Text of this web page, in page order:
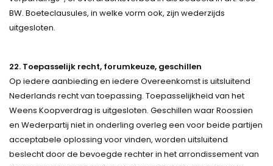
BW. Boeteclausules, in welke vorm ook, zijn wederzijds
uitgesloten.
22. Toepasselijk recht, forumkeuze, geschillen
Op iedere aanbieding en iedere Overeenkomst is uitsluitend
Nederlands recht van toepassing. Toepasselijkheid van het
Weens Koopverdrag is uitgesloten. Geschillen waar Roossien
en Wederpartij niet in onderling overleg een voor beide partijen
acceptabele oplossing voor vinden, worden uitsluitend
beslecht door de bevoegde rechter in het arrondissement van